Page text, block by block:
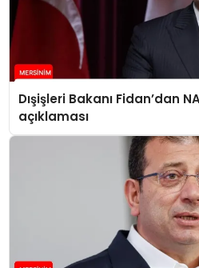
Dışişleri Bakanı Fidan’dan
açıklaması